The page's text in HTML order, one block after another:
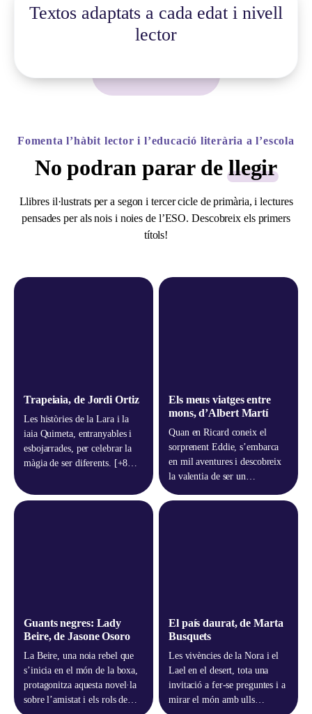
Textos adaptats a cada edat i nivell
lector
Fomenta l’hàbit lector i l’educació literària a l’escola
No podran parar dellegir
Llibres il·lustrats per a segon i tercer cicle de primària, i lectures
pensades per als nois i noies de l’ESO. Descobreix els primers
títols!
Trapeiaia, de Jordi Ortiz
Les històries de la Lara i la
iaia Quimeta, entranyables i
esbojarrades, per celebrar la
màgia de ser diferents. [+8
Els meus viatges entre
mons, d’Albert Martí
Quan en Ricard coneix el
sorprenent Eddie, s’embarca
en mil aventures i descobreix
la valentia de ser un
mateix. [+10 anys]
Guants negres: Lady
Beire, de Jasone Osoro
La Beire, una noia rebel que
s’inicia en el món de la boxa,
protagonitza aquesta novel·la
sobre l’amistat i els rols de
El país daurat, de Marta
Busquets
Les vivències de la Nora i el
Lael en el desert, tota una
invitació a fer-se preguntes i a
mirar el món amb ulls